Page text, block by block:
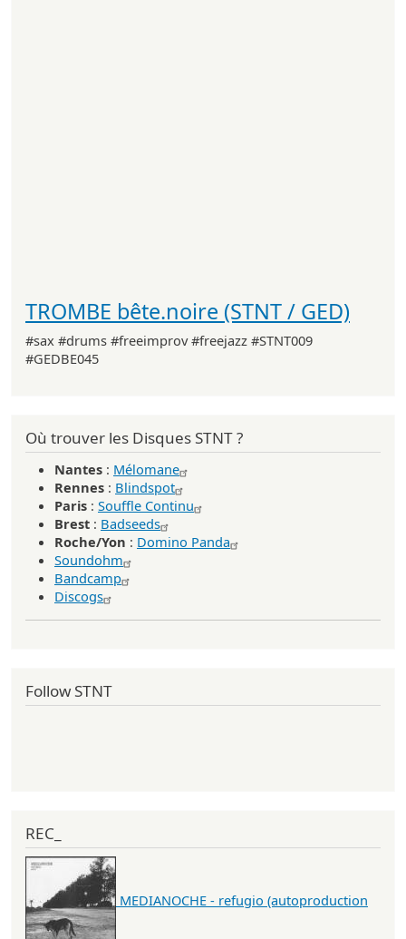
TROMBE bête.noire (STNT / GED)
#sax #drums #freeimprov #freejazz #STNT009
#GEDBE045
Où trouver les Disques STNT ?
Nantes : Mélomane
Rennes : Blindspot
Paris : Souffle Continu
Brest : Badseeds
Roche/Yon : Domino Panda
Soundohm
Bandcamp
Discogs
Follow STNT
REC_
MEDIANOCHE - refugio (autoproduction